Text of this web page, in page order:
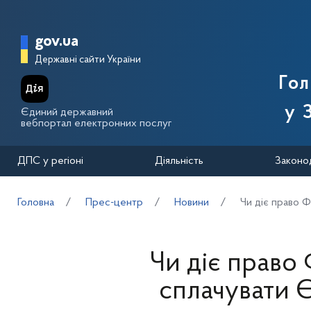
Головна сторінка Державної
gov.ua
Державні сайти України
Єдиний державний
вебпортал електронних послуг
у
ДПС у регіоні Діяльність
Головна Прес-центр Новини Чи діє право
Чи діє
сплачувати